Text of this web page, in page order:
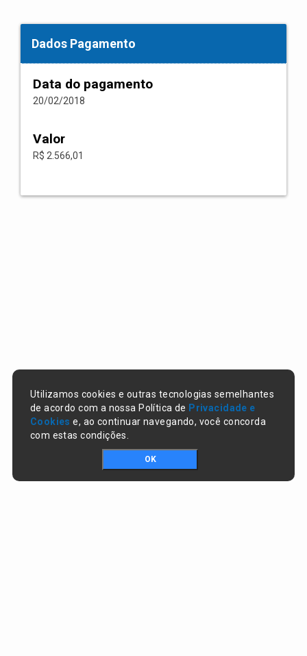
Dados Pagamento
Data do pagamento
20/02/2018
Valor
R$ 2.566,01
Utilizamos cookies e outras tecnologias semelhantes
de acordo com a nossa Política de Privacidade e
Cookies e, ao continuar navegando, você concorda
com estas condições.
OK